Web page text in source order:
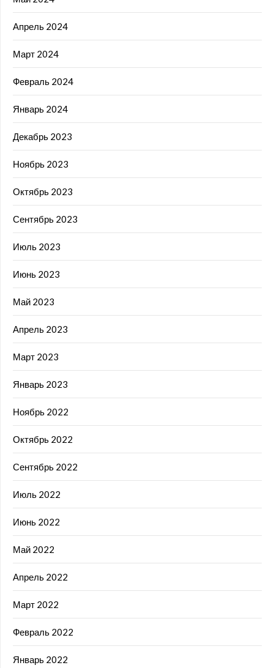
Апрель 2024
Март 2024
Февраль 2024
Январь 2024
Декабрь 2023
Ноябрь 2023
Октябрь 2023
Сентябрь 2023
Июль 2023
Июнь 2023
Май 2023
Апрель 2023
Март 2023
Январь 2023
Ноябрь 2022
Октябрь 2022
Сентябрь 2022
Июль 2022
Июнь 2022
Май 2022
Апрель 2022
Март 2022
Февраль 2022
Январь 2022